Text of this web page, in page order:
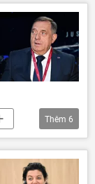
Thêm 6